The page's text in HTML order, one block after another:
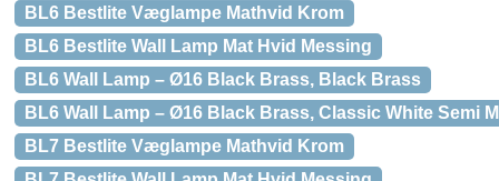
BL6 Bestlite Væglampe Mathvid Krom
BL6 Bestlite Wall Lamp Mat Hvid Messing
BL6 Wall Lamp – Ø16 Black Brass, Black Brass
BL6 Wall Lamp – Ø16 Black Brass, Classic White Semi
BL7 Bestlite Væglampe Mathvid Krom